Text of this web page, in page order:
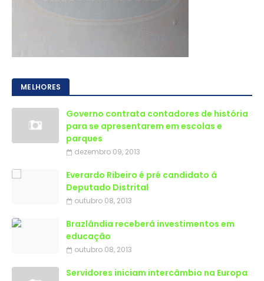
MELHORES
Governo contrata contadores de história
para se apresentarem em escolas e
parques
dezembro 09, 2013
Everardo Ribeiro é pré candidato á
Deputado Distrital
outubro 08, 2013
Brazlândia receberá investimentos em
educação
outubro 08, 2013
Servidores iniciam intercâmbio na Europa